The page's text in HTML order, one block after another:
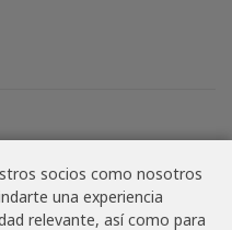
socios como nosotros
una experiencia
relevante, así como para